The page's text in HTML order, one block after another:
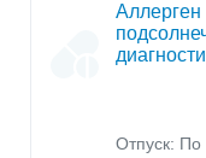
Отпуск: По